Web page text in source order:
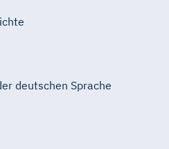
deutschen Sprache